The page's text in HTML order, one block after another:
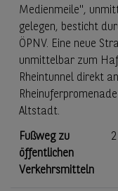
Medienmeile",
gelegen, besticht
ÖPNV. Eine neue
unmittelbar zum
Rheintunnel direkt
Altstadt.
Fußweg zu
öffentlichen
Verkehrsmitteln